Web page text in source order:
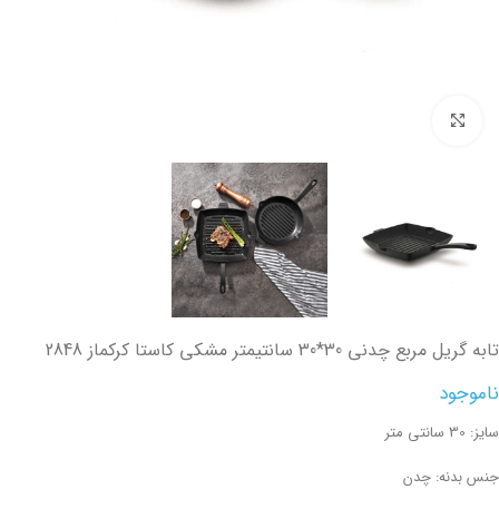
تابه گریل مربع چدنی 30*30 سانتیمتر مشکی کاستا کرکماز 2848
ناموجود
سایز: 30 سانتی متر
جنس بدنه: چدن